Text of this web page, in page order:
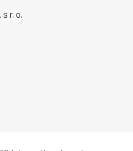
r. o.